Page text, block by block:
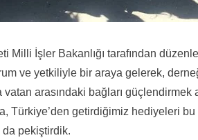
Milli İşler Bakanlığı tarafından
ve yetkiliyle bir araya gelerek,
vatan arasındaki bağları güçlendirmek
Türkiye’den getirdiğimiz hediyeleri
da pekiştirdik.